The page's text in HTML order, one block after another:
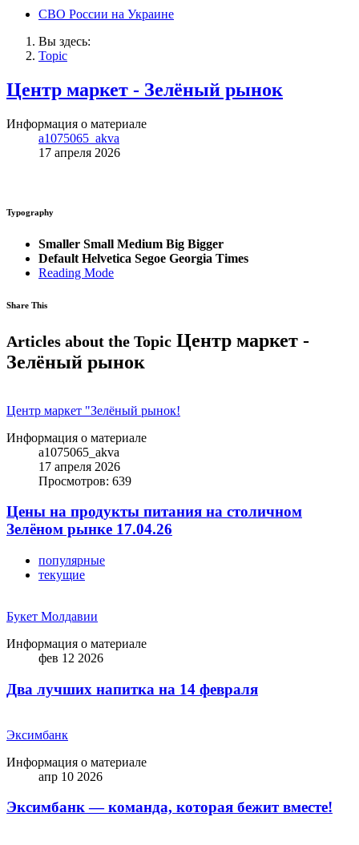
СВО России на Украине
Вы здесь:
Topic
Центр маркет - Зелёный рынок
Информация о материале
a1075065_akva
17 апреля 2026
Typography
Smaller Small Medium Big Bigger
Default Helvetica Segoe Georgia Times
Reading Mode
Share This
Articles about the Topic Центр маркет -
Зелёный рынок
Центр маркет "Зелёный рынок!
Информация о материале
a1075065_akva
17 апреля 2026
Просмотров: 639
Цены на продукты питания на столичном
Зелёном рынке 17.04.26
популярные
текущие
Букет Молдавии
Информация о материале
фев 12 2026
Два лучших напитка на 14 февраля
Эксимбанк
Информация о материале
апр 10 2026
Эксимбанк — команда, которая бежит вместе!